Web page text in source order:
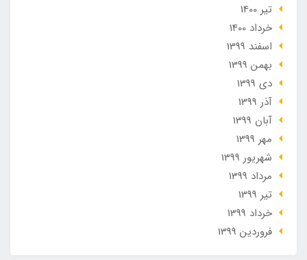
تير 1400
خرداد 1400
اسفند 1399
بهمن 1399
دی 1399
آذر 1399
آبان 1399
مهر 1399
شهریور 1399
مرداد 1399
تير 1399
خرداد 1399
فروردین 1399